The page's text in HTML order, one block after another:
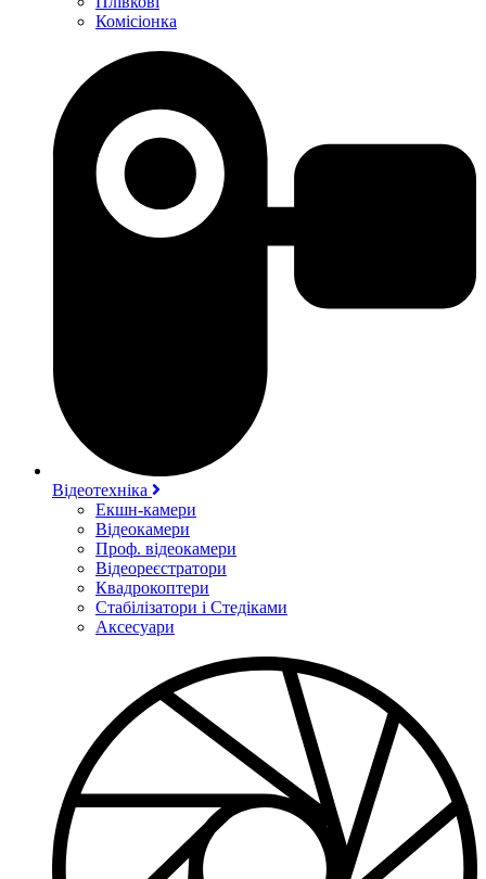
Комісіонка
Відеотехніка
Екшн-камери
Відеокамери
Проф. відеокамери
Відеореєстратори
Квадрокоптери
Стабілізатори і Стедіками
Аксесуари